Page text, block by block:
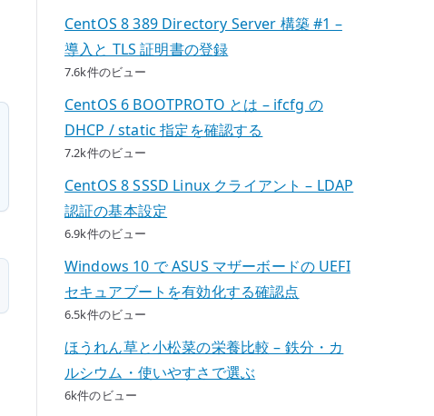
CentOS 8 389 Directory Server 構築 #1 –
導入と TLS 証明書の登録
7.6k件のビュー
CentOS 6 BOOTPROTO とは – ifcfg の
DHCP / static 指定を確認する
7.2k件のビュー
CentOS 8 SSSD Linux クライアント – LDAP
認証の基本設定
6.9k件のビュー
Windows 10 で ASUS マザーボードの UEFI
セキュアブートを有効化する確認点
6.5k件のビュー
ほうれん草と小松菜の栄養比較 – 鉄分・カ
ルシウム・使いやすさで選ぶ
6k件のビュー